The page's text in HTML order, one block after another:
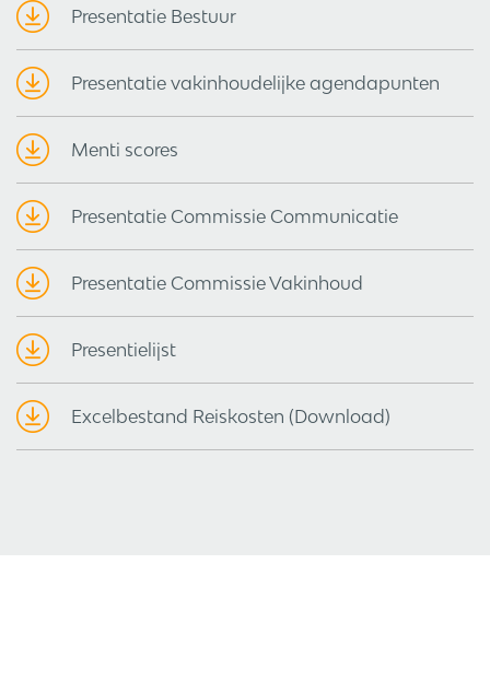
Presentatie Bestuur
Presentatie vakinhoudelijke agendapunten
Menti scores
Presentatie Commissie Communicatie
Presentatie Commissie Vakinhoud
Presentielijst
Excelbestand Reiskosten (Download)